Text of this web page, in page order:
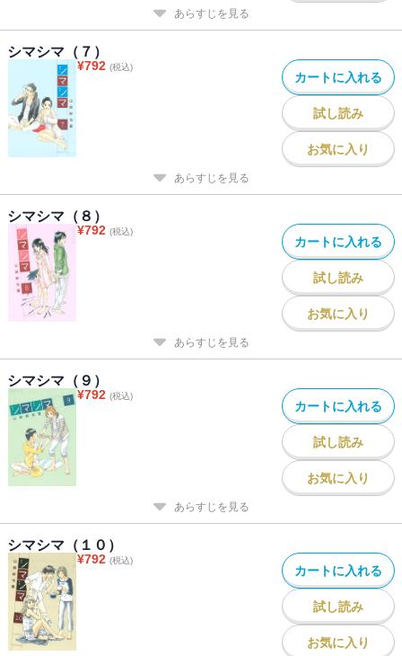
あらすじを見る
シマシマ（７）
¥792 (税込)
カートに入れる
試し読み
お気に入り
あらすじを見る
シマシマ（８）
¥792 (税込)
カートに入れる
試し読み
お気に入り
あらすじを見る
シマシマ（９）
¥792 (税込)
カートに入れる
試し読み
お気に入り
あらすじを見る
シマシマ（１０）
¥792 (税込)
カートに入れる
試し読み
お気に入り